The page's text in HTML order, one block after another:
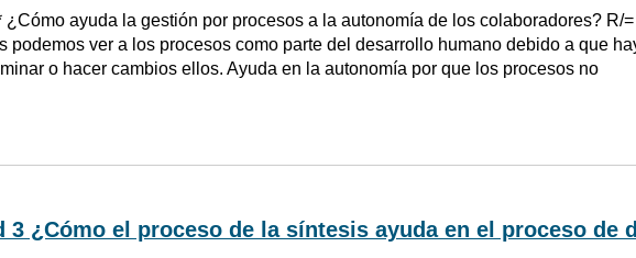
¿Cómo ayuda la gestión por procesos a la autonomía de los colaboradores? R/
podemos ver a los procesos como parte del desarrollo humano debido a que
o hacer cambios ellos. Ayuda en la autonomía por que los procesos no
3 ¿Cómo el proceso de la síntesis ayuda en el proceso de